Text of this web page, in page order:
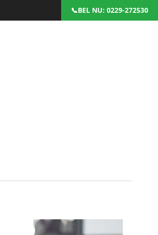
: 0229-272530